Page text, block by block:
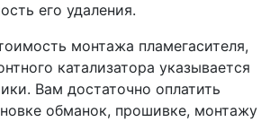
его удаления.
монтажа пламегасителя,
катализатора указывается
Вам достаточно оплатить
обманок, прошивке, монтажу